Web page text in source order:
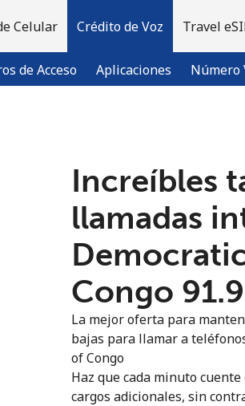
Celular Crédito de Voz
de Acceso Aplicaciones Número
Travel
una cuenta? Inicia sesión →
Regístrate con
Increíbles
llamadas
Congo
La mejor oferta para
bajas para llamar a
of Congo
Haz que cada minuto
cargos adicionales, sin